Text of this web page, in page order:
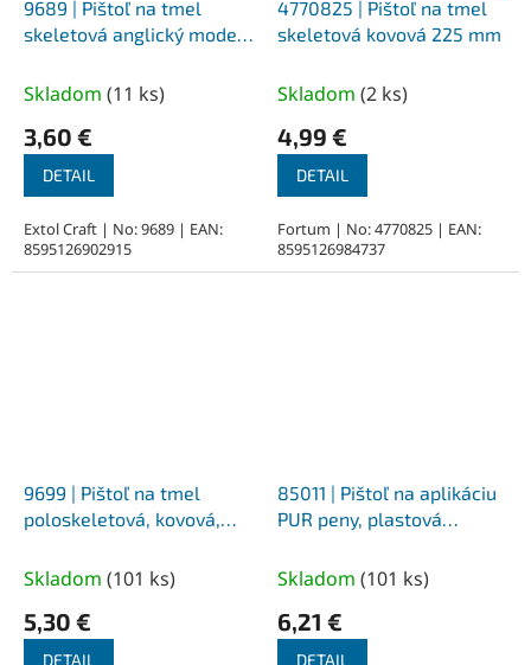
9689 | Pištoľ na tmel
skeletová anglický model
Skladom (11 ks)
3,60 €
DETAIL
Extol Craft | No: 9689 | EAN:
8595126902915
4770825 | Pištoľ na tmel
skeletová kovová 225 mm
Skladom (2 ks)
4,99 €
DETAIL
Fortum | No: 4770825 | EAN:
8595126984737
9699 | Pištoľ na tmel
poloskeletová, kovová,
Skladom (101 ks)
5,30 €
DETAIL
85011 | Pištoľ na aplikáciu
PUR peny, plastová
Skladom (101 ks)
6,21 €
DETAIL